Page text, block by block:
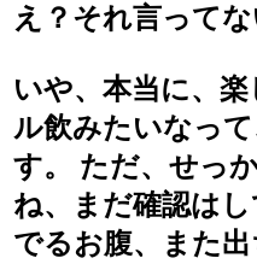
え？それ言ってな
いや、本当に、
ル飲みたいなっ
す。 ただ、せっ
ね、まだ確認は
でるお腹、また